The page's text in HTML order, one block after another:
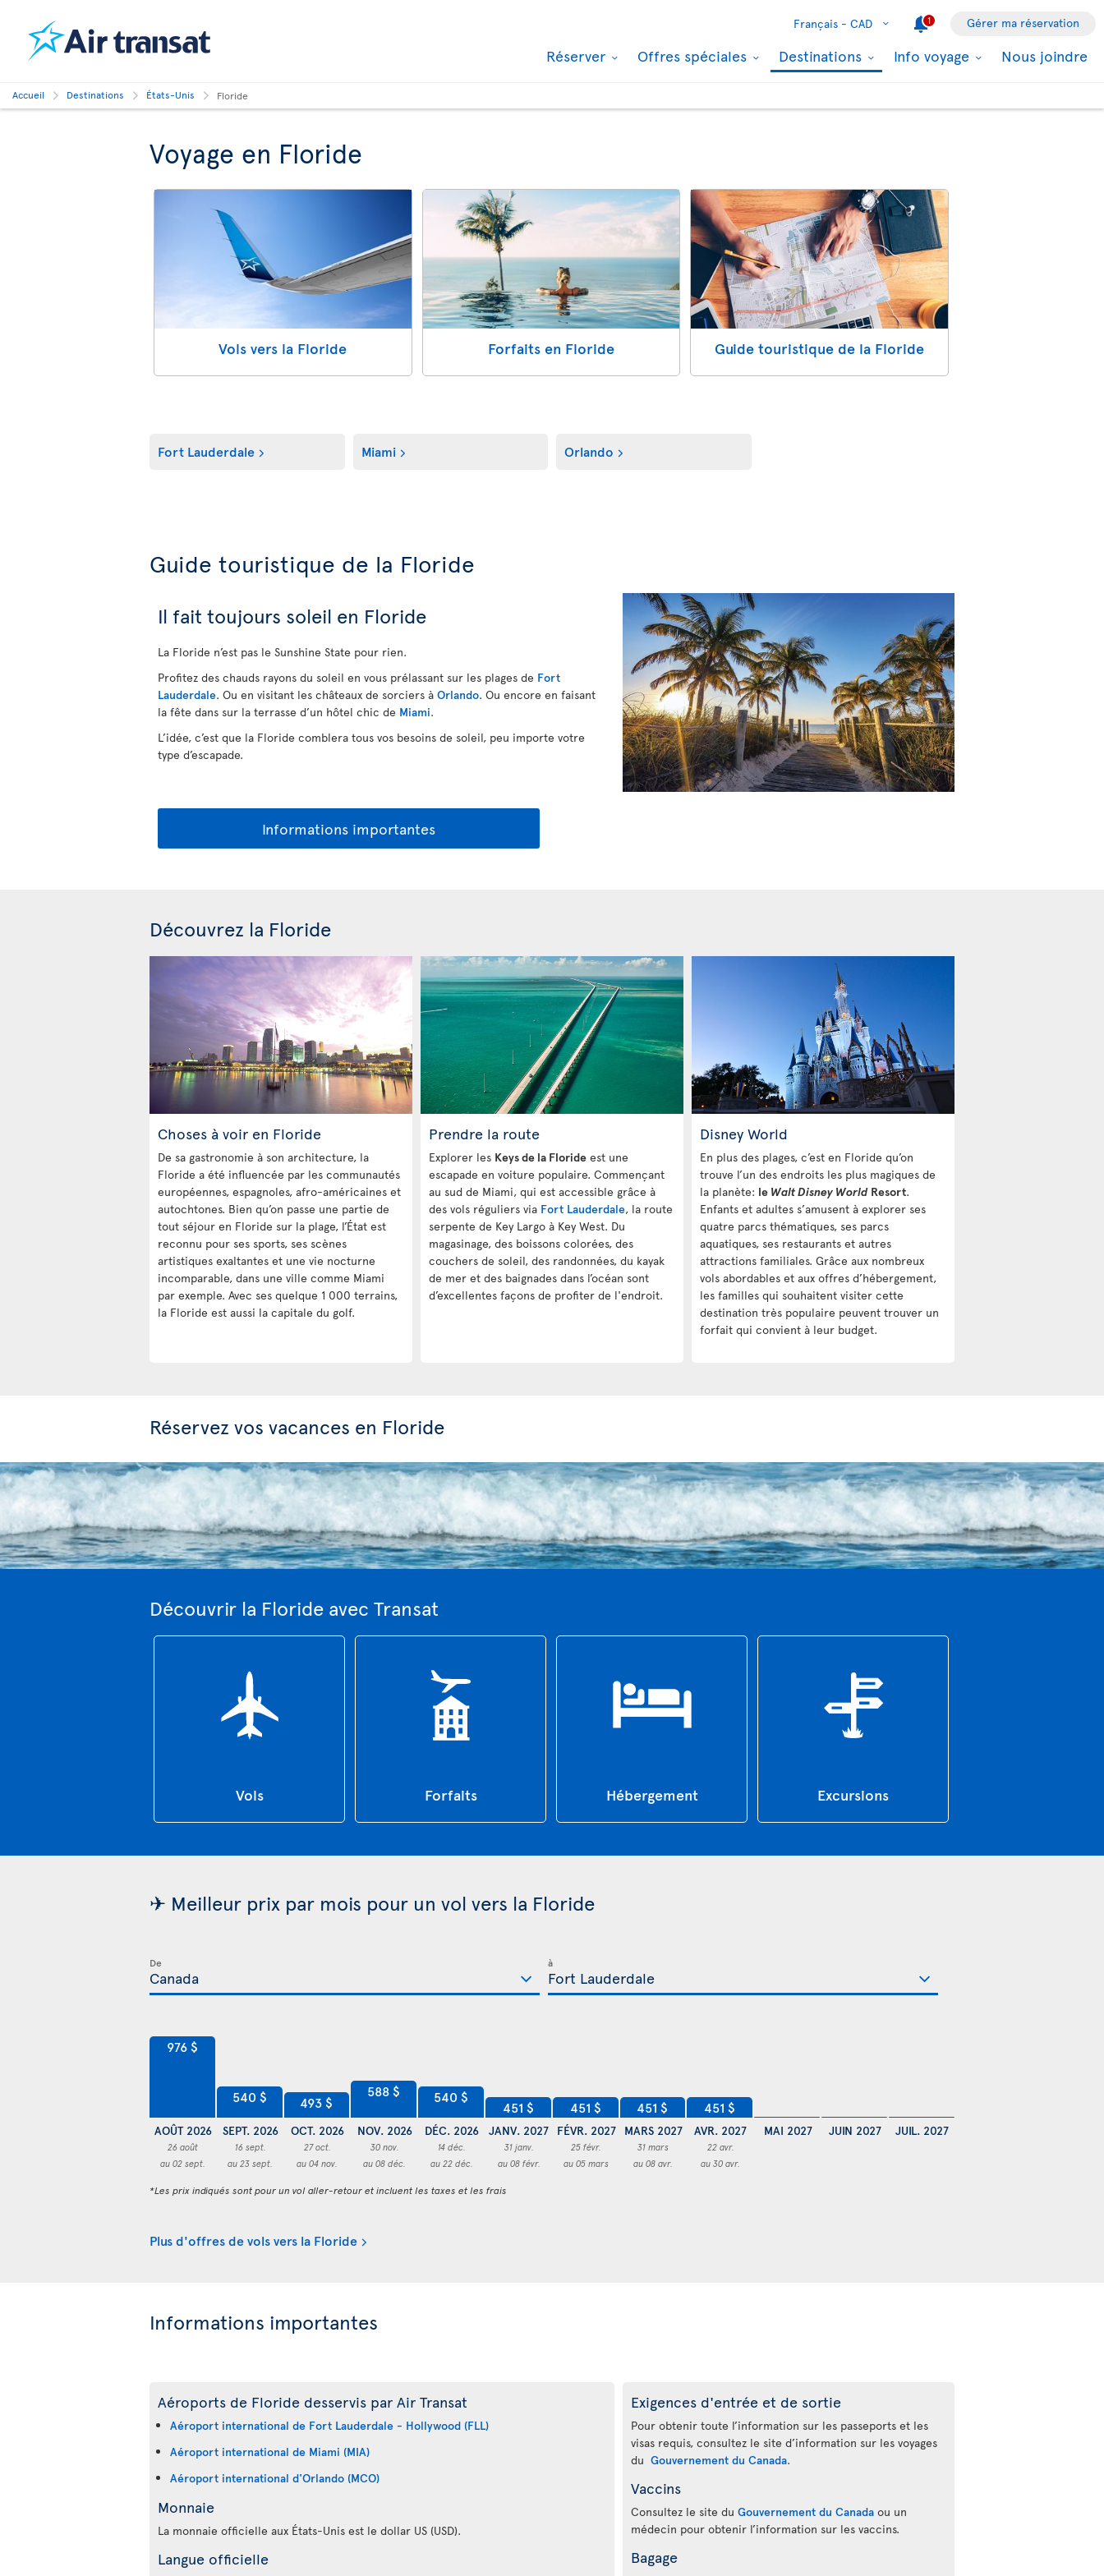
Français - CAD 1 Gérer ma réservation
Réserver Offres spéciales Destinations Info voyage Nous joindre
Accueil Destinations États-Unis Floride
Voyage en Floride
Vols vers la Floride Forfaits en Floride Guide touristique de la Floride
Fort Lauderdale Miami Orlando
Guide touristique de la Floride
Il fait toujours soleil en Floride
La Floride n’est pas le Sunshine State pour rien.
Profitez des chauds rayons du soleil en vous prélassant sur les plages de Fort
Lauderdale. Ou en visitant les châteaux de sorciers à Orlando. Ou encore en faisant
la fête dans sur la terrasse d’un hôtel chic de Miami.
L’idée, c’est que la Floride comblera tous vos besoins de soleil, peu importe votre
type d’escapade.
Informations importantes
Découvrez la Floride
Choses à voir en Floride
De sa gastronomie à son architecture, la
Floride a été influencée par les communautés
européennes, espagnoles, afro-américaines et
autochtones. Bien qu’on passe une partie de
tout séjour en Floride sur la plage, l’État est
reconnu pour ses sports, ses scènes
artistiques exaltantes et une vie nocturne
incomparable, dans une ville comme Miami
par exemple. Avec ses quelque 1 000 terrains,
la Floride est aussi la capitale du golf.
Prendre la route
Explorer les Keys de la Floride est une
escapade en voiture populaire. Commençant
au sud de Miami, qui est accessible grâce à
des vols réguliers via Fort Lauderdale, la route
serpente de Key Largo à Key West. Du
magasinage, des boissons colorées, des
couchers de soleil, des randonnées, du kayak
de mer et des baignades dans l’océan sont
d’excellentes façons de profiter de l'endroit.
Disney World
En plus des plages, c’est en Floride qu’on
trouve l’un des endroits les plus magiques de
la planète: le Walt Disney World Resort.
Enfants et adultes s’amusent à explorer ses
quatre parcs thématiques, ses parcs
aquatiques, ses restaurants et autres
attractions familiales. Grâce aux nombreux
vols abordables et aux offres d’hébergement,
les familles qui souhaitent visiter cette
destination très populaire peuvent trouver un
forfait qui convient à leur budget.
Réservez vos vacances en Floride
Découvrir la Floride avec Transat
Vols Forfaits Hébergement Excursions
✈ Meilleur prix par mois pour un vol vers la Floride
De à
976 $
AOÛT 2026
26 août
au 02 sept.
540 $
SEPT. 2026
16 sept.
au 23 sept.
493 $
OCT. 2026
27 oct.
au 04 nov.
588 $
NOV. 2026
30 nov.
au 08 déc.
540 $
DÉC. 2026
14 déc.
au 22 déc.
451 $
JANV. 2027
31 janv.
au 08 févr.
451 $
FÉVR. 2027
25 févr.
au 05 mars
451 $
MARS 2027
31 mars
au 08 avr.
451 $
AVR. 2027
22 avr.
au 30 avr.
MAI 2027 JUIN 2027 JUIL. 2027
*Les prix indiqués sont pour un vol aller-retour et incluent les taxes et les frais
Plus d'offres de vols vers la Floride
Informations importantes
Aéroports de Floride desservis par Air Transat
Aéroport international de Fort Lauderdale - Hollywood (FLL)
Aéroport international de Miami (MIA)
Aéroport international d'Orlando (MCO)
Monnaie
La monnaie officielle aux États-Unis est le dollar US (USD).
Langue officielle
Exigences d'entrée et de sortie
Pour obtenir toute l’information sur les passeports et les
visas requis, consultez le site d’information sur les voyages
du Gouvernement du Canada.
Vaccins
Consultez le site du Gouvernement du Canadaou un
médecin pour obtenir l’information sur les vaccins.
Bagage